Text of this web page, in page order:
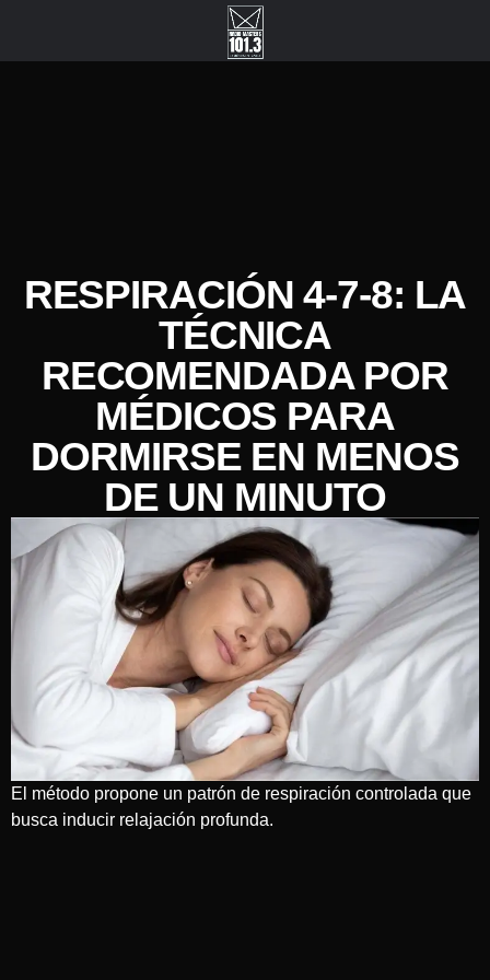
RESPIRACIÓN 4-7-8: LA
TÉCNICA
RECOMENDADA POR
MÉDICOS PARA
DORMIRSE EN MENOS
DE UN MINUTO
El método propone un patrón de respiración controlada que
busca inducir relajación profunda.